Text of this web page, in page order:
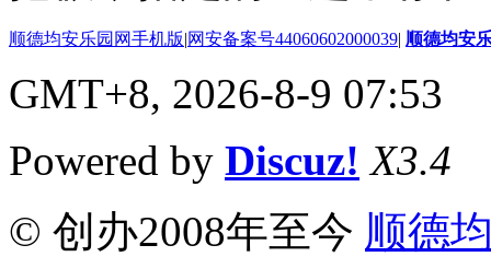
顺德均安乐园网手机版|网安备案号44060602000039| 顺德均安
GMT+8, 2026-8-9 07:53
Powered by Discuz! X3.4
© 创办2008年至今 顺德